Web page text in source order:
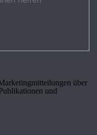
über
und